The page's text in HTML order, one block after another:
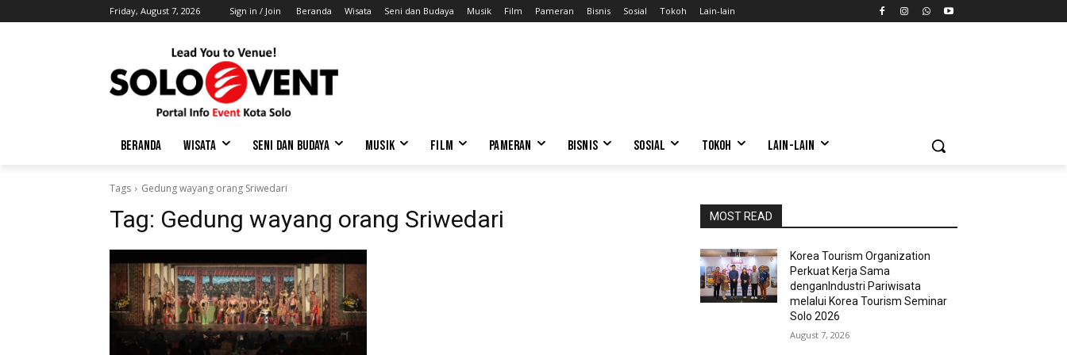
Friday, August 7, 2026 Sign in / Join Beranda Wisata Seni dan Budaya Musik Film Pameran Bisnis Sosial Tokoh Lain-lain
BERANDA WISATA SENI DAN BUDAYA MUSIK FILM PAMERAN BISNIS SOSIAL TOKOH LAIN-LAIN
Tags Gedung wayang orang Sriwedari
Tag: Gedung wayang orang Sriwedari MOST READ
Korea Tourism Organization
Perkuat Kerja Sama
denganIndustri Pariwisata
melalui Korea Tourism Seminar
Solo 2026
August 7, 2026